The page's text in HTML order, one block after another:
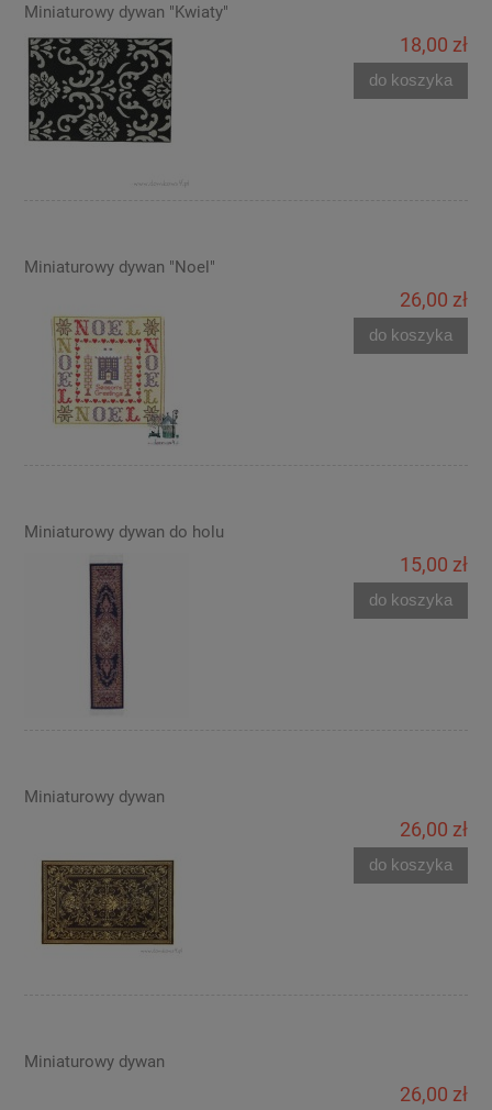
Miniaturowy dywan "Kwiaty"
18,00 zł
do koszyka
Miniaturowy dywan "Noel"
26,00 zł
do koszyka
Miniaturowy dywan do holu
15,00 zł
do koszyka
Miniaturowy dywan
26,00 zł
do koszyka
Miniaturowy dywan
26,00 zł